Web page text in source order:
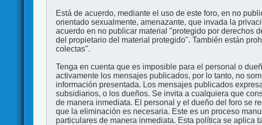
Está de acuerdo, mediante el uso de este foro, en no
orientado sexualmente, amenazante, que invada la
acuerdo en no publicar material "protegido por derechos
del propietario del material protegido". También están
colectas".
Tenga en cuenta que es imposible para el personal o
activamente los mensajes publicados, por lo tanto, no
información presentada. Los mensajes publicados
subsidiarios, o los dueños. Se invita a cualquiera que
de manera inmediata. El personal y el dueño del foro se
que la eliminación es necesaria. Este es un proceso
particulares de manera inmediata. Esta política se aplica